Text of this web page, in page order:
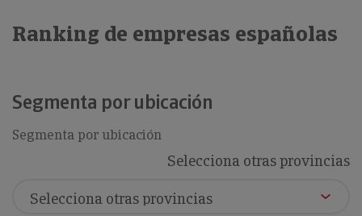
Ranking de empresas españolas
Segmenta por ubicación
Segmenta por ubicación
Selecciona otras provincias